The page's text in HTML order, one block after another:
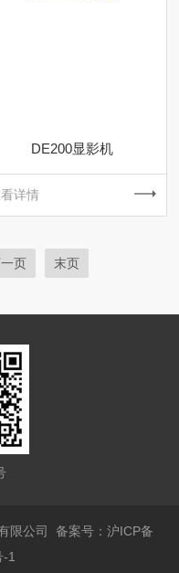
DE200显影机
详情
页 末页
限公司备案号：沪ICP备
1